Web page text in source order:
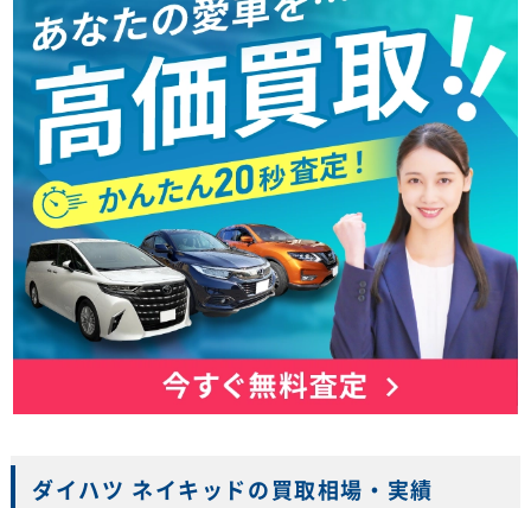
ダイハツ ネイキッドの買取相場・実績